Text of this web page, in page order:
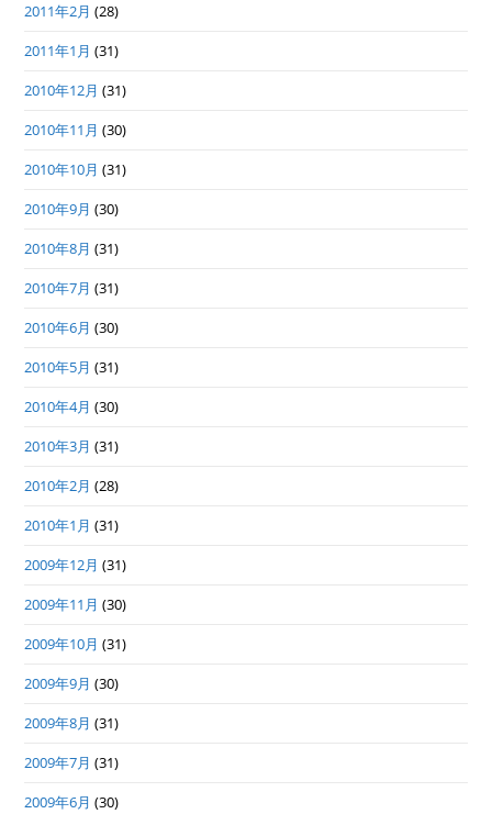
2011年2月 (28)
2011年1月 (31)
2010年12月 (31)
2010年11月 (30)
2010年10月 (31)
2010年9月 (30)
2010年8月 (31)
2010年7月 (31)
2010年6月 (30)
2010年5月 (31)
2010年4月 (30)
2010年3月 (31)
2010年2月 (28)
2010年1月 (31)
2009年12月 (31)
2009年11月 (30)
2009年10月 (31)
2009年9月 (30)
2009年8月 (31)
2009年7月 (31)
2009年6月 (30)